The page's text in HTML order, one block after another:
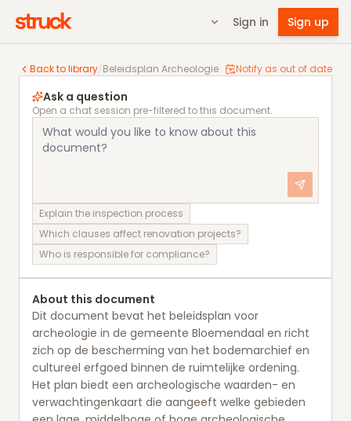
Sign in Sign up
Back to library/Beleidsplan Archeologie Notify as out of date
Beleidsplan Archeologie
Ask a question
Open a chat session pre-filtered to this document.
Explain the inspection process
Which clauses affect renovation projects?
Who is responsible for compliance?
About this document
Dit document bevat het beleidsplan voor
archeologie in de gemeente Bloemendaal en richt
zich op de bescherming van het bodemarchief en
cultureel erfgoed binnen de ruimtelijke ordening.
Het plan biedt een archeologische waarden- en
verwachtingenkaart die aangeeft welke gebieden